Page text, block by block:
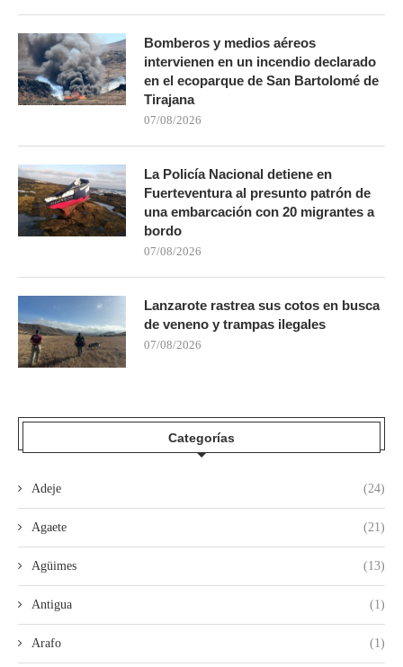
Bomberos y medios aéreos
intervienen en un incendio declarado
en el ecoparque de San Bartolomé de
Tirajana
07/08/2026
La Policía Nacional detiene en
Fuerteventura al presunto patrón de
una embarcación con 20 migrantes a
bordo
07/08/2026
Lanzarote rastrea sus cotos en busca
de veneno y trampas ilegales
07/08/2026
Categorías
Adeje (24)
Agaete (21)
Agüimes (13)
Antigua (1)
Arafo (1)